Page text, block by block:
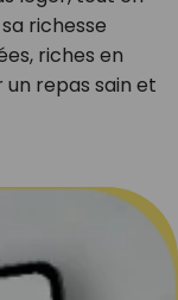
richesse
riches en
repas sain et